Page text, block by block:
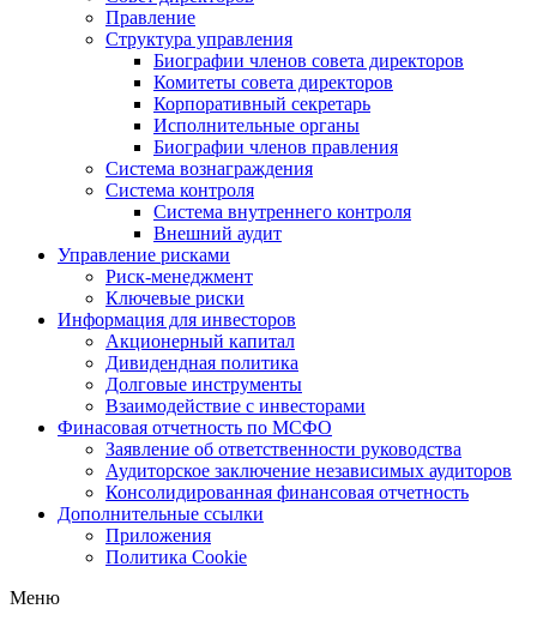
Правление
Структура управления
Биографии членов совета директоров
Комитеты совета директоров
Корпоративный секретарь
Исполнительные органы
Биографии членов правления
Система вознаграждения
Система контроля
Система внутреннего контроля
Внешний аудит
Управление рисками
Риск-менеджмент
Ключевые риски
Информация для инвесторов
Акционерный капитал
Дивидендная политика
Долговые инструменты
Взаимодействие с инвеcторами
Финасовая отчетность по МСФО
Заявление об ответственности руководства
Аудиторское заключение независимых аудиторов
Консолидированная финансовая отчетность
Дополнительные ссылки
Приложения
Политика Cookie
Меню